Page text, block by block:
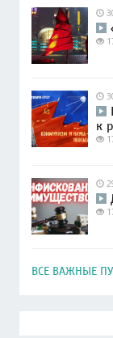
к
ВСЕ ВАЖНЫЕ